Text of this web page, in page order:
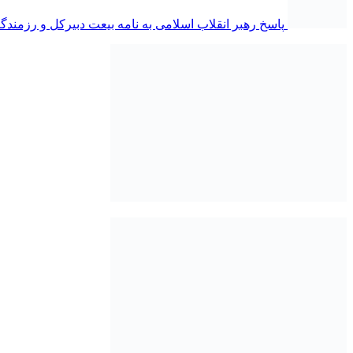
پاسخ رهبر انقلاب اسلامی به نامه بیعت دبیرکل و